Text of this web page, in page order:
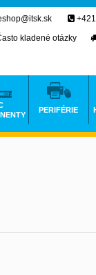
kladené otázky
PERIFÉRIE